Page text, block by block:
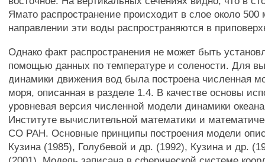
Ямато распространение происходит в слое около
направлении эти воды распространяются в
Однако факт распространения не может быть
помощью данных по температуре и солености. Для
динамики движения вод была построена численная
моря, описанная в разделе 1.4. В качестве основы
уровневая версия численной модели динамики
Институте вычислительной математики и
СО РАН. Основные принципы построения модели
Кузина (1985), Голубевой и др. (1992), Кузина и др.